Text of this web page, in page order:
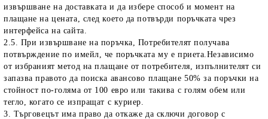
извършване на доставката и да избере способ и момент на
плащане на цената, след което да потвърди поръчката чрез
интерфейса на сайта.
2.5. При извършване на поръчка, Потребителят получава
потвърждение по имейл, че поръчката му е приета.Независимо
от избраният метод на плащане от потребителя, изпълнителят си
запазва правото да поиска авансово плащане 50% за поръчки на
стойност по-голяма от 100 евро или такива с голям обем или
тегло, когато се изпращат с куриер.
3. Търговецът има право да откаже да сключи договор с